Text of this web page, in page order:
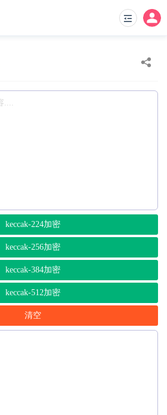
keccak-224加密
keccak-256加密
keccak-384加密
keccak-512加密
清空